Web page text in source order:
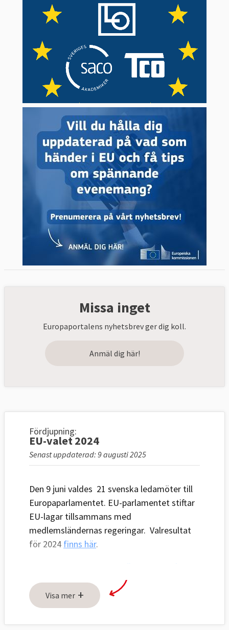
Missa inget
Europaportalens nyhetsbrev ger dig koll.
Anmäl dig här!
Fördjupning:
EU-valet 2024
Senast uppdaterad: 9 augusti 2025
Den 9 juni valdes 21 svenska ledamöter till
Europaparlamentet. EU-parlamentet stiftar
EU-lagar tillsammans med
medlemsländernas regeringar. Valresultat
för 2024 finns här.
EU-valet 2024:
De största
partierna
De minsta
Visa mer +